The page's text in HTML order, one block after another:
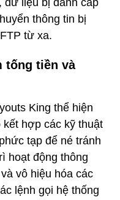
thông tin bị
từ xa.
tống tiền và
King thể hiện
hợp các kỹ thuật
tạp để né tránh
hoạt động thông
vô hiệu hóa các
lệnh gọi hệ thống